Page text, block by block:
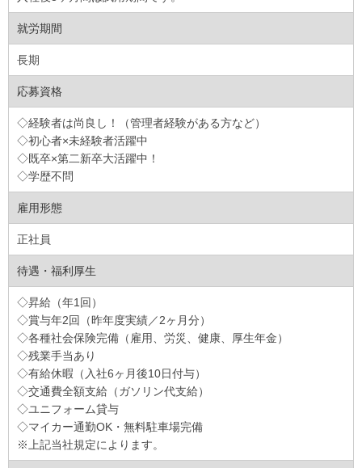
就労期間
長期
応募資格
◇経験者は尚良し！（管理者経験がある方など）
◇初心者×未経験者活躍中
◇既卒×第二新卒大活躍中！
◇学歴不問
雇用形態
正社員
待遇・福利厚生
◇昇給（年1回）
◇賞与年2回（昨年度実績／2ヶ月分）
◇各種社会保険完備（雇用、労災、健康、厚生年金）
◇残業手当あり
◇有給休暇（入社6ヶ月後10日付与）
◇交通費全額支給（ガソリン代支給）
◇ユニフォーム貸与
◇マイカー通勤OK・無料駐車場完備
※上記当社規定によります。